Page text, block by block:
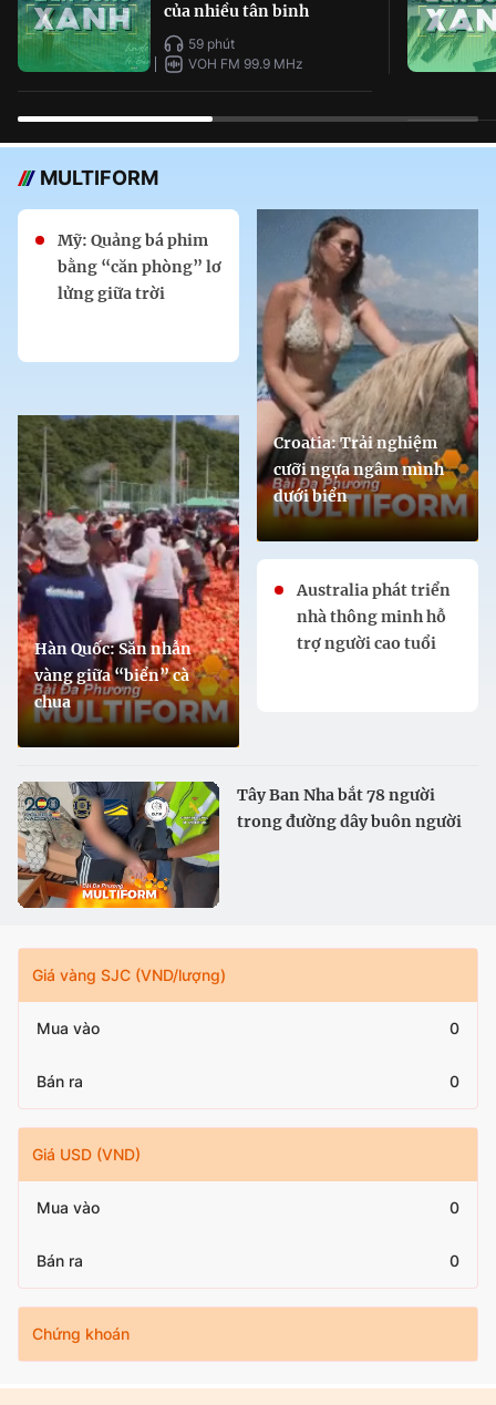
của nhiều tân binh
59 phút
VOH FM 99.9 MHz
MULTIFORM
Mỹ: Quảng bá phim
bằng “căn phòng” lơ
lửng giữa trời
Croatia: Trải nghiệm
cưỡi ngựa ngâm mình
dưới biển
Hàn Quốc: Săn nhẫn
vàng giữa “biển” cà
chua
Australia phát triển
nhà thông minh hỗ
trợ người cao tuổi
Tây Ban Nha bắt 78 người
trong đường dây buôn người
Giá vàng SJC (VND/lượng)
Mua vào 0
Bán ra 0
Giá USD (VND)
Mua vào 0
Bán ra 0
Chứng khoán